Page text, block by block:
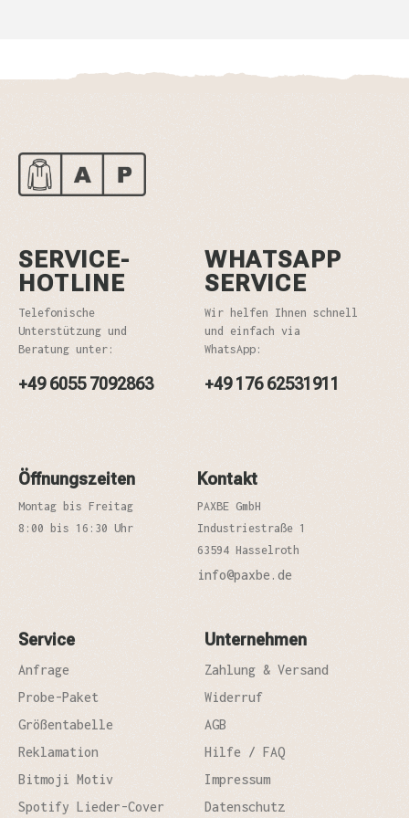
SERVICE-
HOTLINE
Telefonische
Unterstützung und
Beratung unter:
+49 6055 7092863
WHATSAPP
SERVICE
Wir helfen Ihnen schnell
und einfach via
WhatsApp:
+49 176 62531911
Öffnungszeiten
Montag bis Freitag
8:00 bis 16:30 Uhr
Kontakt
PAXBE GmbH
Industriestraße 1
63594 Hasselroth
info@paxbe.de
Service
Anfrage
Probe-Paket
Größentabelle
Reklamation
Bitmoji Motiv
Spotify Lieder-Cover
Unternehmen
Zahlung & Versand
Widerruf
AGB
Hilfe / FAQ
Impressum
Datenschutz